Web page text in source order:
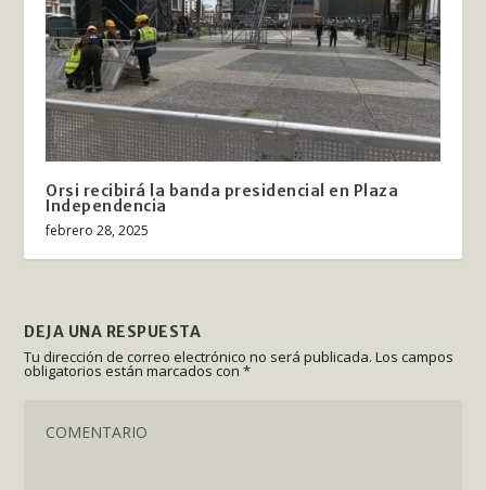
Orsi recibirá la banda presidencial en Plaza
Independencia
febrero 28, 2025
DEJA UNA RESPUESTA
Tu dirección de correo electrónico no será publicada. Los campos
obligatorios están marcados con*